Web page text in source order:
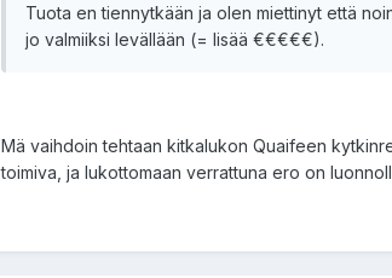
Tuota en tiennytkään ja olen miettinyt että
jo valmiiksi levällään (= lisää €€€€€).
Mä vaihdoin tehtaan kitkalukon Quaifeen
toimiva, ja lukottomaan verrattuna ero on